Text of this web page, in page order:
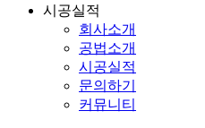
시공실적
회사소개
공법소개
시공실적
문의하기
커뮤니티